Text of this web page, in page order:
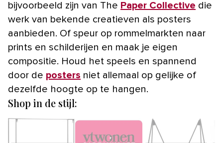
bijvoorbeeld zijn van The Paper Collective die
werk van bekende creatieven als posters
aanbieden. Of speur op rommelmarkten naar
prints en schilderijen en maak je eigen
compositie. Houd het speels en spannend
door de posters niet allemaal op gelijke of
dezelfde hoogte op te hangen.
Shop in de stijl: